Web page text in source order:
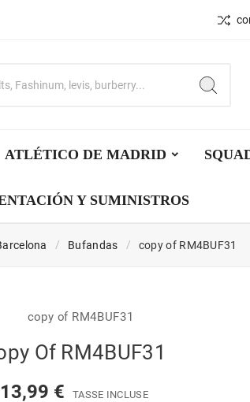
ATLÉTICO DE MADRID
Y SUMINISTROS
Bufandas copy of RM4BUF31
Of RM4BUF31
13,99 € TASSE INCLUSE